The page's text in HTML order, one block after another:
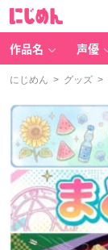
作品名 声優
にじめん > グッズ >